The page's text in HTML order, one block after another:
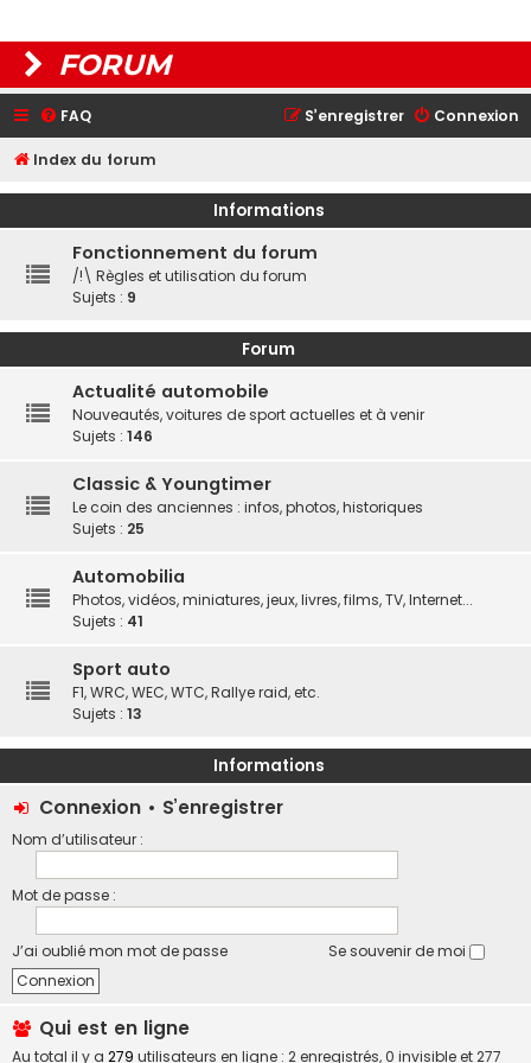
FORUM
FAQ Connexion
S’enregistrer
Index du forum
Informations
Fonctionnement du forum
/!\ Règles et utilisation du forum
Sujets : 9
Forum
Actualité automobile
Nouveautés, voitures de sport actuelles et à venir
Sujets : 146
Classic & Youngtimer
Le coin des anciennes : infos, photos, historiques
Sujets : 25
Automobilia
Photos, vidéos, miniatures, jeux, livres, films, TV, Internet...
Sujets : 41
Sport auto
F1, WRC, WEC, WTC, Rallye raid, etc.
Sujets : 13
Informations
Connexion • S’enregistrer
Nom d’utilisateur :
Mot de passe :
J’ai oublié mon mot de passe Se souvenir de moi
Qui est en ligne
Au total il y a 279 utilisateurs en ligne : 2 enregistrés, 0 invisible et 277